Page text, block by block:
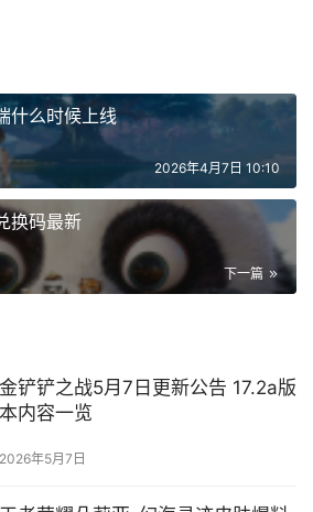
什么时候上线
2026年4月7日 10:10
换码最新
下一篇
金铲铲之战5月7日更新公告 17.2a版
本内容一览
2026年5月7日